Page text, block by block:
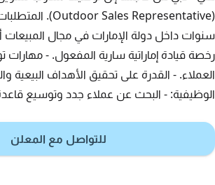
سنوات داخل دولة الإمارات في مجال المبيعات
رخصة قيادة إماراتية سارية المفعول. - مهارات
العملاء. - القدرة على تحقيق الأهداف البيعية
الوظيفية: - البحث عن عملاء جدد وتوسيع
للتواصل مع المعلن